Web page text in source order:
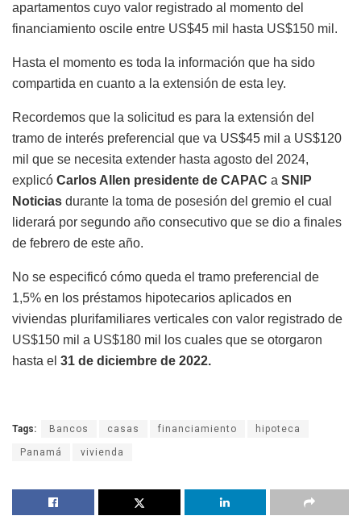
apartamentos cuyo valor registrado al momento del
financiamiento oscile entre US$45 mil hasta US$150 mil.
Hasta el momento es toda la información que ha sido
compartida en cuanto a la extensión de esta ley.
Recordemos que la solicitud es para la extensión del
tramo de interés preferencial que va US$45 mil a US$120
mil que se necesita extender hasta agosto del 2024,
explicó Carlos Allen presidente de CAPAC a SNIP
Noticias durante la toma de posesión del gremio el cual
liderará por segundo año consecutivo que se dio a finales
de febrero de este año.
No se especificó cómo queda el tramo preferencial de
1,5% en los préstamos hipotecarios aplicados en
viviendas plurifamiliares verticales con valor registrado de
US$150 mil a US$180 mil los cuales que se otorgaron
hasta el 31 de diciembre de 2022.
Tags: Bancos casas financiamiento hipoteca
Panamá vivienda